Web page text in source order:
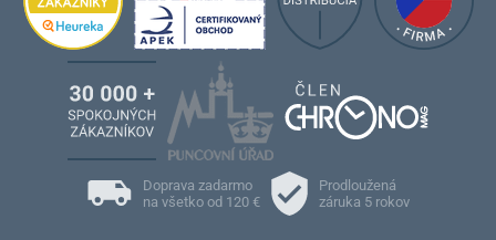
Doprava zadarmo
na všetko od 120 €
Prodloužená
záruka 5 rokov